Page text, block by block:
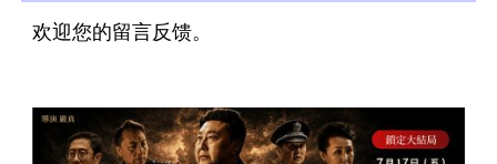
欢迎您的留言反馈。